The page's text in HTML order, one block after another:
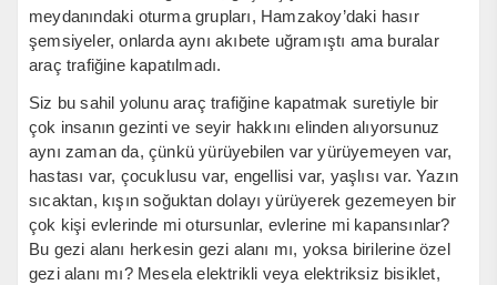
meydanındaki oturma grupları, Hamzakoy’daki hasır
şemsiyeler, onlarda aynı akıbete uğramıştı ama buralar
araç trafiğine kapatılmadı.
Siz bu sahil yolunu araç trafiğine kapatmak suretiyle bir
çok insanın gezinti ve seyir hakkını elinden alıyorsunuz
aynı zaman da, çünkü yürüyebilen var yürüyemeyen var,
hastası var, çocuklusu var, engellisi var, yaşlısı var. Yazın
sıcaktan, kışın soğuktan dolayı yürüyerek gezemeyen bir
çok kişi evlerinde mi otursunlar, evlerine mi kapansınlar?
Bu gezi alanı herkesin gezi alanı mı, yoksa birilerine özel
gezi alanı mı? Mesela elektrikli veya elektriksiz bisiklet,